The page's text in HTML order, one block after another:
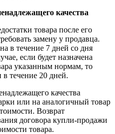
качества
товара после его
замену у продавца.
в течение 7 дней со дня
если будет назначена
указанным нормам, то
течение 20 дней.
качества
или на аналогичный товар
Возврат
договора купли-продажи
товара.